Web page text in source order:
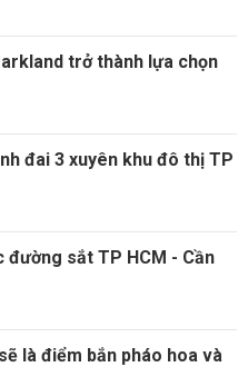
trở thành lựa chọn
đai 3 xuyên khu đô thị TP
sắt TP HCM - Cần
là điểm bắn pháo hoa và